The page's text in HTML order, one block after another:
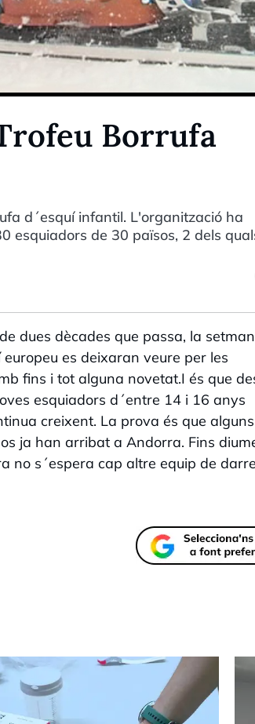
Borrufa
d´esquí infantil. L'organització ha
esquiadors de 30 països, 2 dels
dues dècades que passa, la
es deixaran veure per les
fins i tot alguna novetat.I és que
esquiadors d´entre 14 i 16 anys
creixent. La prova és que alguns
ja han arribat a Andorra. Fins
no s´espera cap altre equip de